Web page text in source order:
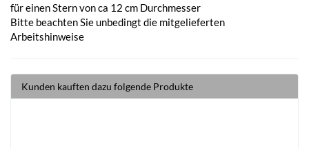
für einen Stern von ca 12 cm Durchmesser
Bitte beachten Sie unbedingt die mitgelieferten
Arbeitshinweise
Kunden kauften dazu folgende Produkte